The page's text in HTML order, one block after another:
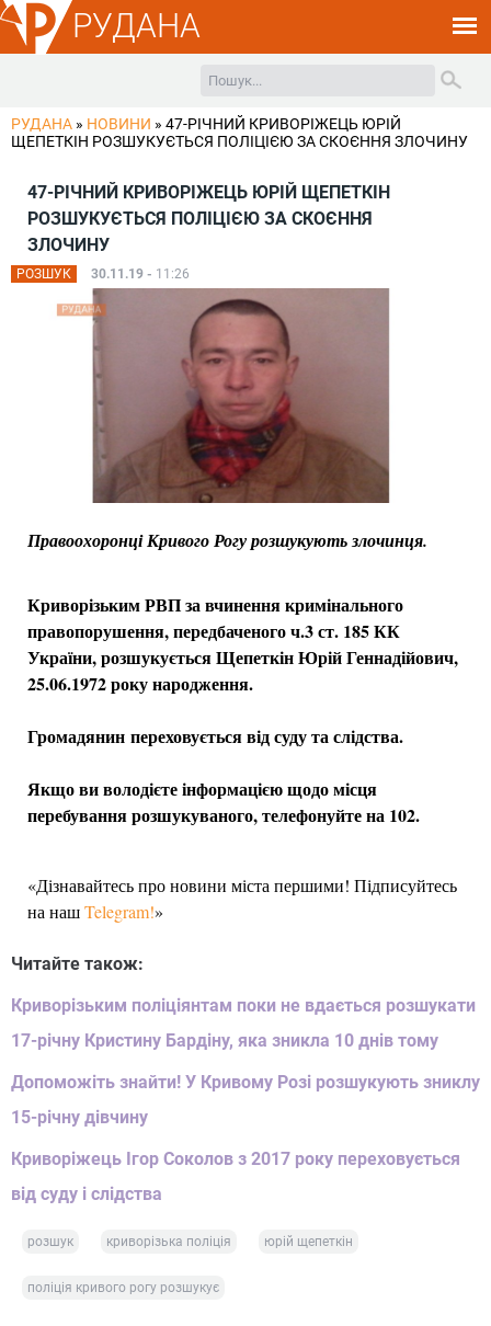
РУДАНА
РУДАНА » НОВИНИ » 47-РІЧНИЙ КРИВОРІЖЕЦЬ ЮРІЙ
ЩЕПЕТКІН РОЗШУКУЄТЬСЯ ПОЛІЦІЄЮ ЗА СКОЄННЯ ЗЛОЧИНУ
47-РІЧНИЙ КРИВОРІЖЕЦЬ ЮРІЙ ЩЕПЕТКІН
РОЗШУКУЄТЬСЯ ПОЛІЦІЄЮ ЗА СКОЄННЯ
ЗЛОЧИНУ
РОЗШУК 30.11.19 - 11:26
Правоохоронці Кривого Рогу розшукують злочинця.
Криворізьким РВП за вчинення кримінального
правопорушення, передбаченого ч.3 ст. 185 КК
України, розшукується Щепеткін Юрій Геннадійович,
25.06.1972 року народження.
Громадянин переховується від суду та слідства.
Якщо ви володієте інформацією щодо місця
перебування розшукуваного, телефонуйте на 102.
«Дізнавайтесь про новини міста першими! Підписуйтесь
на нашTelegram!»
Читайте також:
Криворізьким поліціянтам поки не вдається розшукати
17-річну Кристину Бардіну, яка зникла 10 днів тому
Допоможіть знайти! У Кривому Розі розшукують зниклу
15-річну дівчину
Криворіжець Ігор Соколов з 2017 року переховується
від суду і слідства
розшук криворізька поліція юрій щепеткін
поліція кривого рогу розшукує